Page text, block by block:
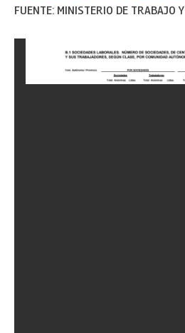
FUENTE: MINISTERIO DE TRABAJO